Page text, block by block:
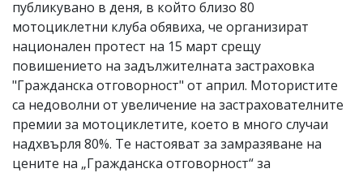
публикувано в деня, в който близо 80
мотоциклетни клуба обявиха, че организират
национален протест на 15 март срещу
повишението на задължителната застраховка
"Гражданска отговорност" от април. Мотористите
са недоволни от увеличение на застрахователните
премии за мотоциклетите, което в много случаи
надхвърля 80%. Те настояват за замразяване на
цените на „Гражданска отговорност“ за